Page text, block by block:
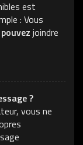
est
: Vous
pouvez joindre
?
vous ne